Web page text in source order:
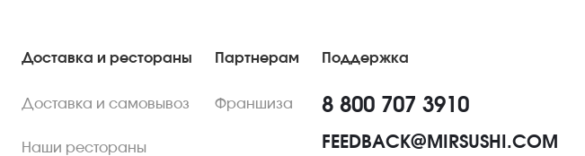
Доставка и рестораны
Доставка и самовывоз
Наши рестораны
Партнерам
Франшиза
Поддержка
8 800 707 3910
FEEDBACK@MIRSUSHI.COM